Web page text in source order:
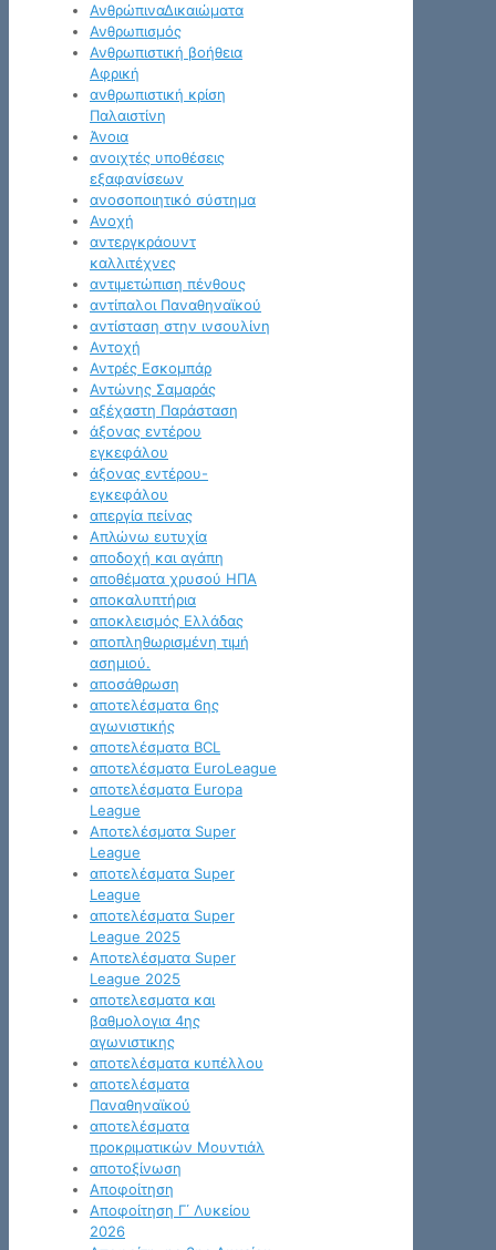
ΑνθρώπιναΔικαιώματα
Ανθρωπισμός
Ανθρωπιστική βοήθεια
Αφρική
ανθρωπιστική κρίση
Παλαιστίνη
Άνοια
ανοιχτές υποθέσεις
εξαφανίσεων
ανοσοποιητικό σύστημα
Ανοχή
αντεργκράουντ
καλλιτέχνες
αντιμετώπιση πένθους
αντίπαλοι Παναθηναϊκού
αντίσταση στην ινσουλίνη
Αντοχή
Αντρές Εσκομπάρ
Αντώνης Σαμαράς
αξέχαστη Παράσταση
άξονας εντέρου
εγκεφάλου
άξονας εντέρου-
εγκεφάλου
απεργία πείνας
Απλώνω ευτυχία
αποδοχή και αγάπη
αποθέματα χρυσού ΗΠΑ
αποκαλυπτήρια
αποκλεισμός Ελλάδας
αποπληθωρισμένη τιμή
ασημιού.
αποσάθρωση
αποτελέσματα 6ης
αγωνιστικής
αποτελέσματα BCL
αποτελέσματα EuroLeague
αποτελέσματα Europa
League
Αποτελέσματα Super
League
αποτελέσματα Super
League
αποτελέσματα Super
League 2025
Αποτελέσματα Super
League 2025
αποτελεσματα και
βαθμολογια 4ης
αγωνιστικης
αποτελέσματα κυπέλλου
αποτελέσματα
Παναθηναϊκού
αποτελέσματα
προκριματικών Μουντιάλ
αποτοξίνωση
Αποφοίτηση
Αποφοίτηση Γ΄ Λυκείου
2026